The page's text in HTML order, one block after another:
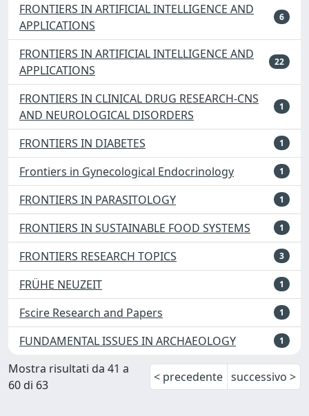
FRONTIERS IN ARTIFICIAL INTELLIGENCE AND
APPLICATIONS
6
FRONTIERS IN ARTIFICIAL INTELLIGENCE AND
APPLICATIONS
22
FRONTIERS IN CLINICAL DRUG RESEARCH-CNS
AND NEUROLOGICAL DISORDERS
1
FRONTIERS IN DIABETES 1
Frontiers in Gynecological Endocrinology 1
FRONTIERS IN PARASITOLOGY 1
FRONTIERS IN SUSTAINABLE FOOD SYSTEMS 1
FRONTIERS RESEARCH TOPICS 3
FRÜHE NEUZEIT 1
Fscire Research and Papers 1
FUNDAMENTAL ISSUES IN ARCHAEOLOGY 1
Mostra risultati da 41 a
60 di 63
< precedente successivo >